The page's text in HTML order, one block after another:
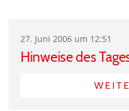
27. Juni 2006 um 12:51
Hinweise des